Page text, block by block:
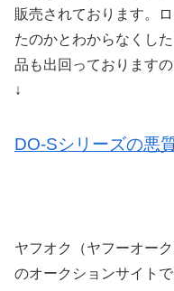
販売されております。
たのかとわからなくし
品も出回っております
↓
DO-Sシリーズの悪
ヤフオク（ヤフーオー
のオークションサイト